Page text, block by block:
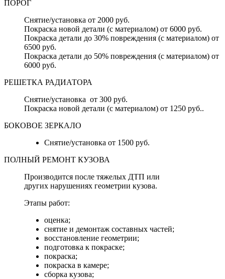
ПОРОГ
Снятие/установка от 2000 руб.
Покраска новой детали (с материалом) от 6000 руб.
Покраска детали до 30% повреждения (с материалом) от
6500 руб.
Покраска детали до 50% повреждения (с материалом) от
6000 руб.
РЕШЕТКА РАДИАТОРА
Снятие/установка от 300 руб.
Покраска новой детали (с материалом) от 1250 руб..
БОКОВОЕ ЗЕРКАЛО
Снятие/установка от 1500 руб.
ПОЛНЫЙ РЕМОНТ КУЗОВА
Производится после тяжелых ДТП или
других нарушениях геометрии кузова.
Этапы работ:
оценка;
снятие и демонтаж составных частей;
восстановление геометрии;
подготовка к покраске;
покраска;
покраска в камере;
сборка кузова;